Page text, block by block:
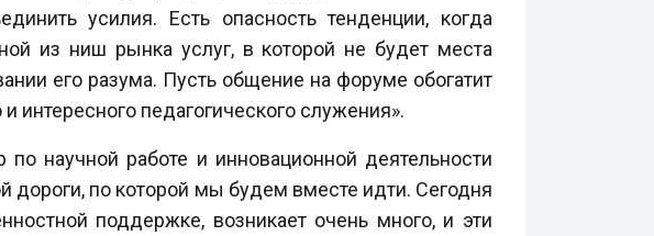
усилия. Есть опасность тенденции, когда
из ниш рынка услуг, в которой не будет места
его разума. Пусть общение на форуме обогатит
интересного педагогического служения».
по научной работе и инновационной деятельности
дороги, по которой мы будем вместе идти. Сегодня
поддержке, возникает очень много, и эти